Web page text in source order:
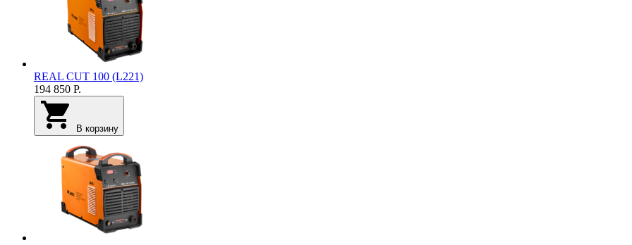
REAL CUT 100 (L221)
194 850 Р.
В корзину